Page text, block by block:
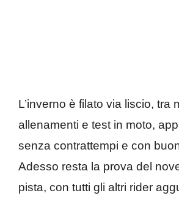
L’inverno è filato via liscio, tra
allenamenti e test in moto,
senza contrattempi e con
Adesso resta la prova del
pista, con tutti gli altri rider